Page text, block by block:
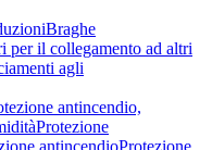
Braghe
per il collegamento ad altri
agli
antincendio,
Protezione
antincendioProtezione